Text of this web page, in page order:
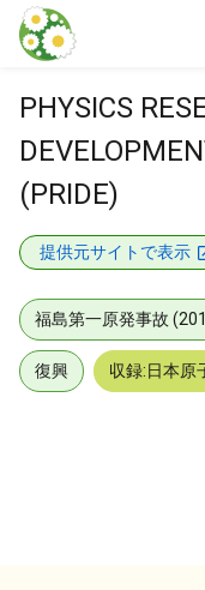
本文に飛ぶ
PHYSICS
(PRIDE)
提供元サイトで表示
福島第一原発事故
復興 収録:日本原